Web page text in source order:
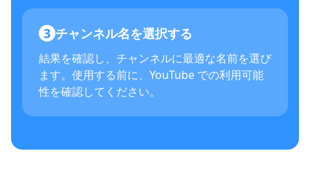
3 チャンネル名を選択する
結果を確認し、チャンネルに最適な名前を選び
ます。使用する前に、YouTube での利用可能
性を確認してください。